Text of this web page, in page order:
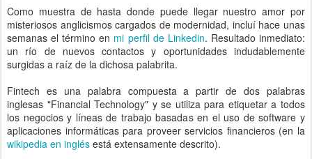
Como muestra de hasta donde puede llegar nuestro amor por
misteriosos anglicismos cargados de modernidad, incluí hace unas
semanas el término en mi perfil de Linkedin. Resultado inmediato:
un río de nuevos contactos y oportunidades indudablemente
surgidas a raíz de la dichosa palabrita.
Fintech es una palabra compuesta a partir de dos palabras
inglesas "Financial Technology" y se utiliza para etiquetar a todos
los negocios y líneas de trabajo basadas en el uso de software y
aplicaciones informáticas para proveer servicios financieros (en la
wikipedia en inglés está extensamente descrito).